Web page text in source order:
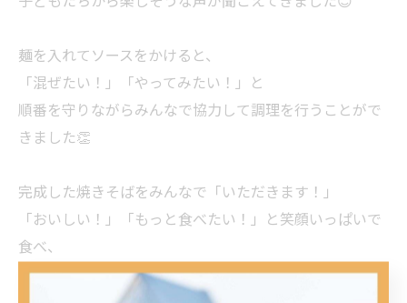
麺を入れてソースをかけると、
「混ぜたい！」「やってみたい！」と
順番を守りながらみんなで協力して調理を行うことがで
きました👏
完成した焼きそばをみんなで「いただきます！」
「おいしい！」「もっと食べたい！」と笑顔いっぱいで
食べ、
楽しいクッキングの時間になりました✨